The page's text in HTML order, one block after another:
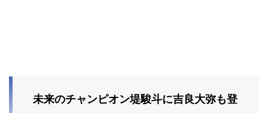
未来のチャンピオン堤駿斗に吉良大弥も登